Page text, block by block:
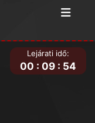
Lejárati idő:
00 : 09 : 54